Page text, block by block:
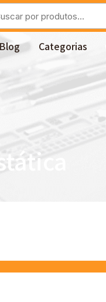
Categorias